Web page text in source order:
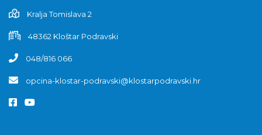
Kralja Tomislava 2
48362 Kloštar Podravski
048/816 066
opcina-klostar-podravski@klostarpodravski.hr